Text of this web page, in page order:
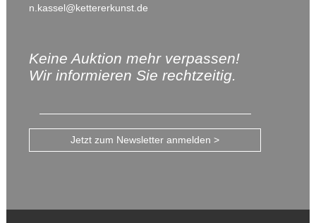
n.kassel@kettererkunst.de
Keine Auktion mehr verpassen!
Wir informieren Sie rechtzeitig.
Jetzt zum Newsletter anmelden >